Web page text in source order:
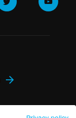
arrow_forward